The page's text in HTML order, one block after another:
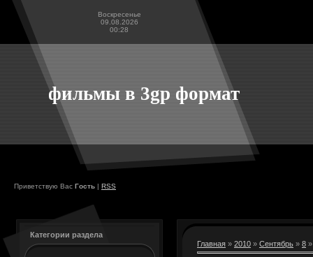
Воскресенье
09.08.2026
00:28
фильмы в 3gp формат
Приветствую Вас Гость | RSS
Категории раздела
Главная » 2010 » Сентябрь » 8